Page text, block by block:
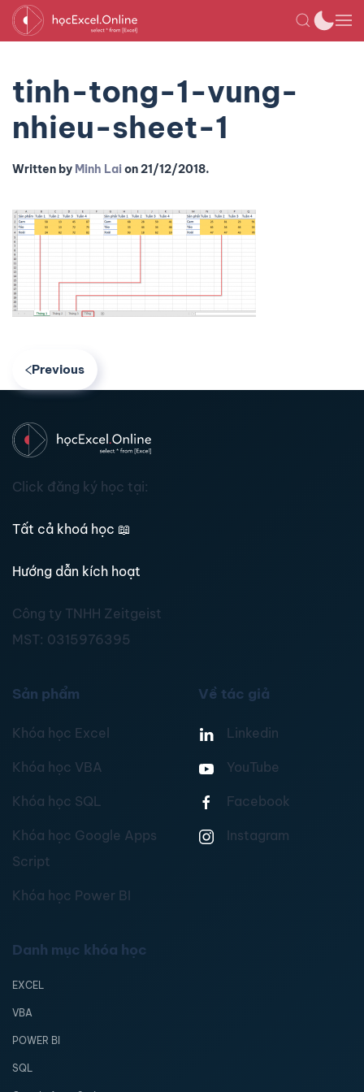
tinh-tong-1-vung-
nhieu-sheet-1
Written by Minh Laion21/12/2018.
Previous
Click đăng ký học tại:
Tất cả khoá học 📖
Hướng dẫn kích hoạt
Công ty TNHH Zeitgeist
MST: 0315976395
Sản phẩm
Khóa học Excel
Khóa học VBA
Khóa học SQL
Khóa học Google Apps
Script
Khóa học Power BI
Về tác giả
Linkedin
YouTube
Facebook
Instagram
Danh mục khóa học
EXCEL
VBA
POWER BI
SQL